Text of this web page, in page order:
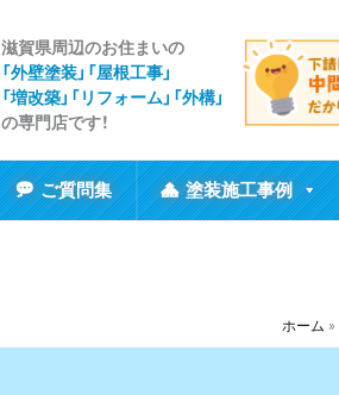
滋賀県周辺のお住まいの
「外壁塗装」「屋根工事」
「増改築」「リフォーム」「外構」
の専門店です！
ご質問集 塗装施工事例
ホーム